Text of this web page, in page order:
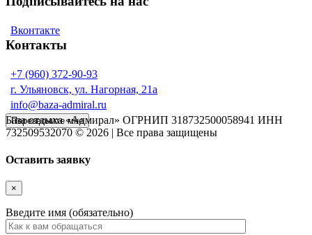
Вконтакте
Контакты
+7 (960) 372-90-93
г. Ульяновск, ул. Нагорная, 21а
info@baza-admiral.ru
Перезвоните мне
База отдыха «Адмирал» ОГРНИП 318732500058941 ИНН
732509532070 © 2026 | Все права защищены
Оставить заявку
×
Введите имя (обязательно)